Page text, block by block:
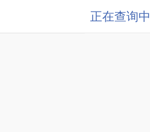
正在查询中